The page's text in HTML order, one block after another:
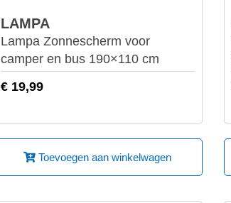
LAMPA
Lampa Zonnescherm voor
camper en bus 190×110 cm
€ 19,99
Toevoegen aan winkelwagen